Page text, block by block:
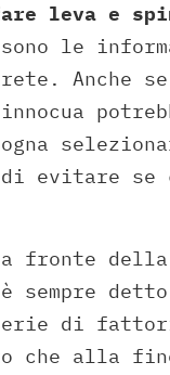
leva e
le
Anche se
evitare se
fronte della
sempre
di
che alla